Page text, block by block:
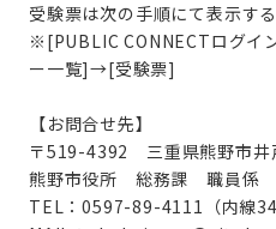
受験票は次の手順にて表示す
※[PUBLIC CONNECTログ
ー一覧]→[受験票]
【お問合せ先】
〒519-4392 三重県熊野市井
熊野市役所 総務課 職員係
TEL：0597-89-4111（内線